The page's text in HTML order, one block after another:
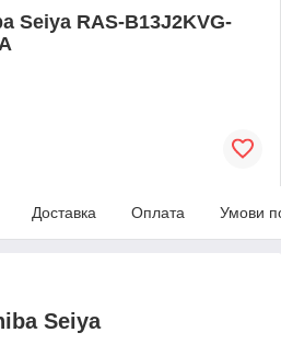
Seiya RAS-B13J2KVG-
Доставка Оплата Умови
Seiya